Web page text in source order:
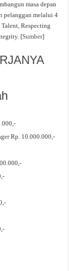
masa depan
pelanggan melalui 4
Respecting
[Sumber]
Rp. 10.000.000,-